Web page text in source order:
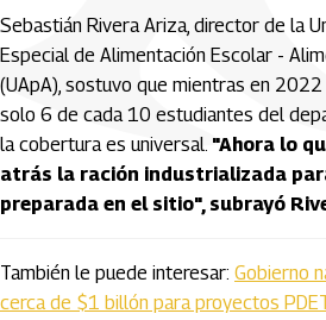
Sebastián Rivera Ariza, director de la
Especial de Alimentación Escolar -
(UApA), sostuvo que mientras en
solo 6 de cada 10 estudiantes del
la cobertura es universal. "Ahora lo
atrás la ración industrializada
preparada en el sitio", subrayó
También le puede interesar: Gobierno
cerca de $1 billón para proyectos